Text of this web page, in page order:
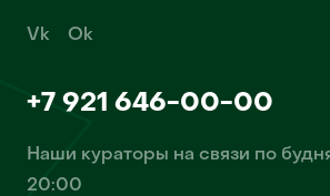
Vk Ok
+7 921 646-00-00
Наши кураторы на связи по
20:00